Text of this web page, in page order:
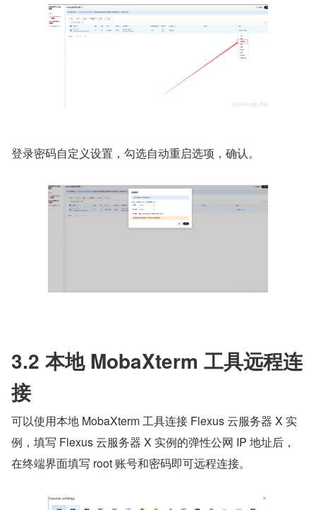
登录密码自定义设置，勾选自动重启选项，确认。
3.2 本地 MobaXterm 工具远程连
接
可以使用本地 MobaXterm 工具连接 Flexus 云服务器 X 实
例，填写 Flexus 云服务器 X 实例的弹性公网 IP 地址后，
在终端界面填写 root 账号和密码即可远程连接。